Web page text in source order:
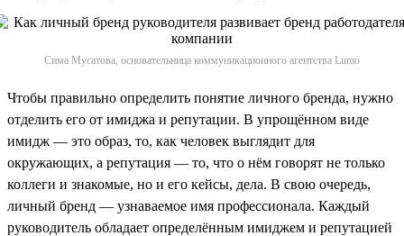
Сима Мусатова, основательница коммуникационного агентства Lumo
Чтобы правильно определить понятие личного бренда, нужно
отделить его от имиджа и репутации. В упрощённом виде
имидж — это образ, то, как человек выглядит для
окружающих, а репутация — то, что о нём говорят не только
коллеги и знакомые, но и его кейсы, дела. В свою очередь,
личный бренд — узнаваемое имя профессионала. Каждый
руководитель обладает определённым имиджем и репутацией